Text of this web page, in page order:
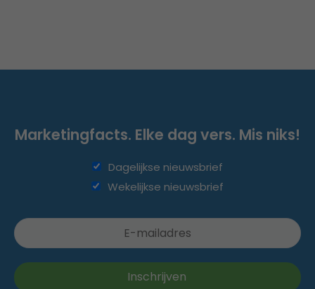
Marketingfacts. Elke dag vers. Mis niks!
Dagelijkse nieuwsbrief
Wekelijkse nieuwsbrief